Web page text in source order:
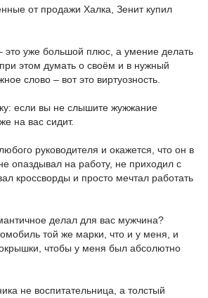
от продажи Халка, Зенит купил
это уже большой плюс, а умение делать
этом думать о своём и в нужный
слово – вот это виртуозность.
если вы не слышите жужжание
на вас сидит.
руководителя и окажется, что он в
опаздывал на работу, не приходил с
кроссворды и просто мечтал работать
делал для вас мужчина?
той же марки, что и у меня, и
чтобы у меня был абсолютно
не воспитательница, а толстый